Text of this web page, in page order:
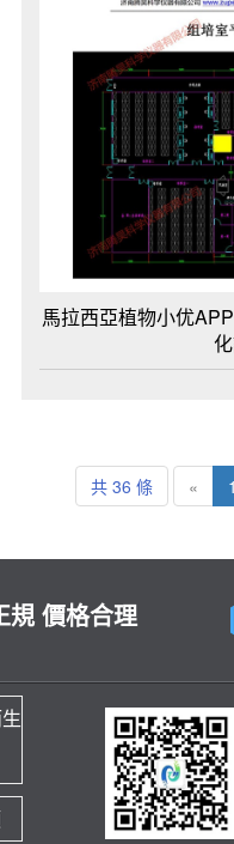
馬拉西亞植物小优
共 36 條 « 1
規 價格合理